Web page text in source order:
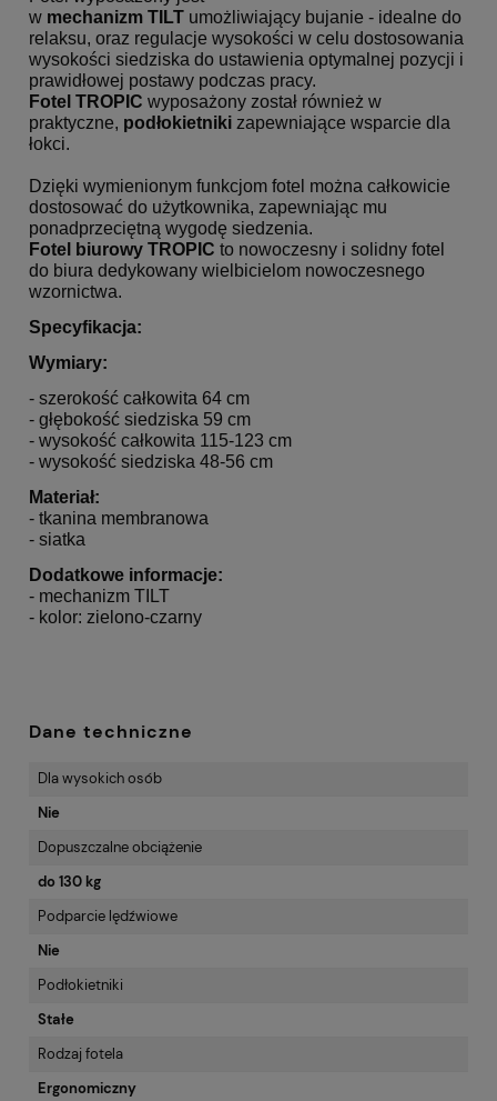
w mechanizm TILT umożliwiający bujanie - idealne do
relaksu, oraz regulacje wysokości w celu dostosowania
wysokości siedziska do ustawienia optymalnej pozycji i
prawidłowej postawy podczas pracy.
Fotel TROPIC wyposażony został również w
praktyczne, podłokietniki zapewniające wsparcie dla
łokci.
Dzięki wymienionym funkcjom fotel można całkowicie
dostosować do użytkownika, zapewniając mu
ponadprzeciętną wygodę siedzenia.
Fotel biurowy TROPIC to nowoczesny i solidny fotel
do biura dedykowany wielbicielom nowoczesnego
wzornictwa.
Specyfikacja:
Wymiary:
- szerokość całkowita 64 cm
- głębokość siedziska 59 cm
- wysokość całkowita 115-123 cm
- wysokość siedziska 48-56 cm
Materiał:
- tkanina membranowa
- siatka
Dodatkowe informacje:
- mechanizm TILT
- kolor: zielono-czarny
Dane techniczne
Dla wysokich osób
Nie
Dopuszczalne obciążenie
do 130 kg
Podparcie lędźwiowe
Nie
Podłokietniki
Stałe
Rodzaj fotela
Ergonomiczny